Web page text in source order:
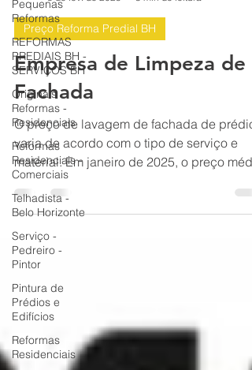
Pequenas
Reformas
REFORMAS
PREDIAIS BH -
SERVIÇOS BH
Originals
Reformas -
Residenciais
Reformas
Residenciais -
Comerciais
Telhadista -
Belo Horizonte
Serviço -
Pedreiro -
Pintor
Pintura de
Prédios e
Edifícios
Reformas
Residenciais
8 de fev. de 2025
3 min de leitura
Preço Reforma Predial BH
Empresa de Limpeza de
Fachada
O preço de lavagem de fachada de prédio
varia de acordo com o tipo de serviço e
material. Em janeiro de 2025, o preço
de R$ 15 a R22